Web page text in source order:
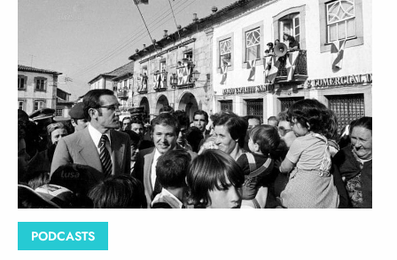
PODCASTS